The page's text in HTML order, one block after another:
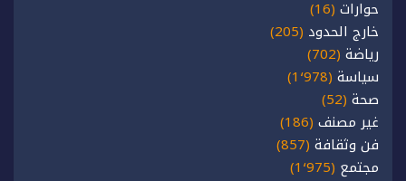
حوارات (16)
خارج الحدود (205)
رياضة (702)
سياسة (1٬978)
صحة (52)
غير مصنف (186)
فن وثقافة (857)
مجتمع (1٬975)